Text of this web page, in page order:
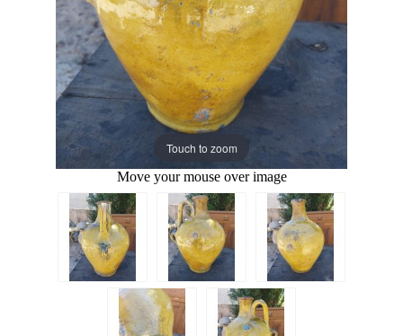
Touch to zoom
Move your mouse over image